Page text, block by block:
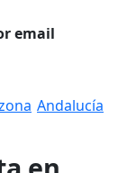
email
Andalucía